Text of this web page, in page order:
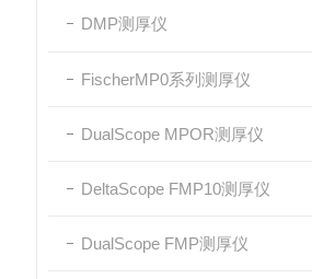
DMP测厚仪
FischerMP0系列测厚仪
DualScope MPOR测厚仪
DeltaScope FMP10测厚仪
DualScope FMP测厚仪